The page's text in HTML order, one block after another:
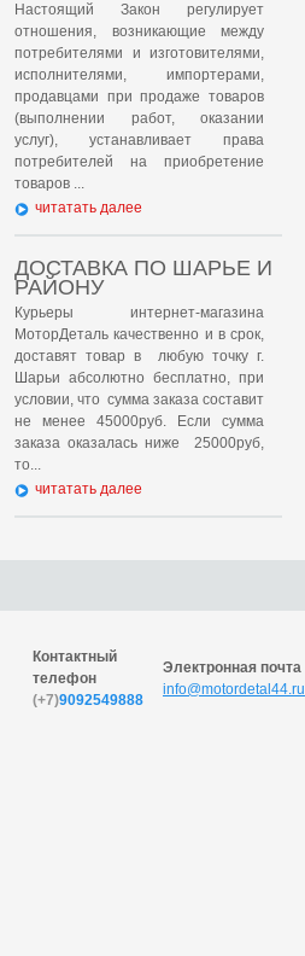
Настоящий Закон регулирует
отношения, возникающие между
потребителями и изготовителями,
исполнителями, импортерами,
продавцами при продаже товаров
(выполнении работ, оказании
услуг), устанавливает права
потребителей на приобретение
товаров ...
читатать далее
ДОСТАВКА ПО ШАРЬЕ И
РАЙОНУ
Курьеры интернет-магазина
МоторДеталь качественно и в срок,
доставят товар в любую точку г.
Шарьи абсолютно бесплатно, при
условии, что сумма заказа составит
не менее 45000руб. Если сумма
заказа оказалась ниже 25000руб,
то...
читатать далее
Контактный
телефон
(+7)9092549888
Электронная почта
info@motordetal44.ru